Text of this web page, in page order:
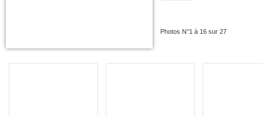
Photos N°1 à 16 sur 27